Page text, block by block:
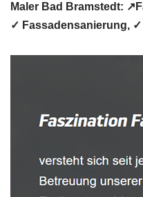
Maler Bad Bramstedt:
✓ Fassadensanierung,